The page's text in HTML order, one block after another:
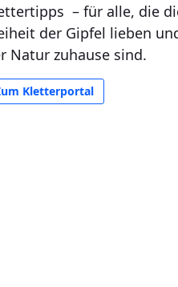
– für alle, die
der Gipfel lieben
Natur zuhause sind.
Kletterportal